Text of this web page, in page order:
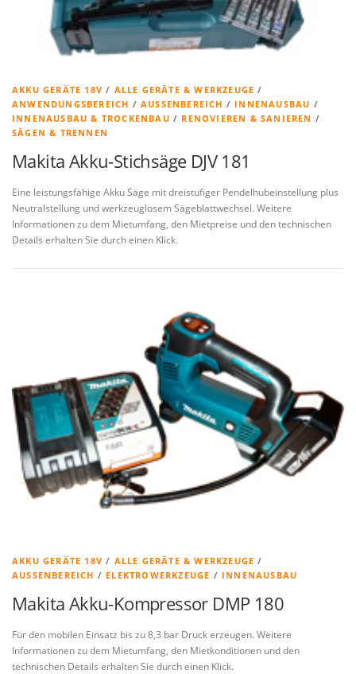
AKKU GERÄTE 18V / ALLE GERÄTE & WERKZEUGE /
ANWENDUNGSBEREICH /AUSSENBEREICH / INNENAUSBAU /
INNENAUSBAU & TROCKENBAU / RENOVIEREN & SANIEREN /
SÄGEN & TRENNEN
Makita Akku-Stichsäge DJV 181
Eine leistungsfähige Akku Säge mit dreistufiger Pendelhubeinstellung plus
Neutralstellung und werkzeuglosem Sägeblattwechsel. Weitere
Informationen zu dem Mietumfang, den Mietpreise und den technischen
Details erhalten Sie durch einen Klick.
AKKU GERÄTE 18V / ALLE GERÄTE & WERKZEUGE /
AUSSENBEREICH
/ ELEKTROWERKZEUGE / INNENAUSBAU
Makita Akku-Kompressor DMP 180
Für den mobilen Einsatz bis zu 8,3 bar Druck erzeugen. Weitere
Informationen zu dem Mietumfang, den Mietkonditionen und den
technischen Details erhalten Sie durch einen Klick.